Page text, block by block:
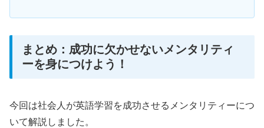
まとめ：成功に欠かせないメンタリティ
ーを身につけよう！
今回は社会人が英語学習を成功させるメンタリティーにつ
いて解説しました。